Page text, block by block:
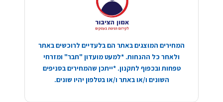
המחירים המוצגים באתר הם בלעדיים לרוכשים באתר
ולאחר כל ההנחות. *למעט מועדון "חבר" ומזרחי
טפחות ובכפוף לתקנון. *ייתכן שהמחירים בסניפים
השונים ו/או באתר ו/או בטלפון יהיו שונים.